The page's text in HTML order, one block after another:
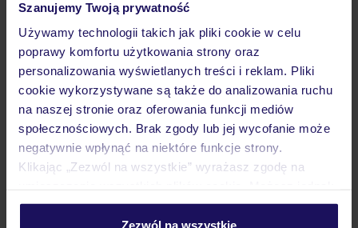
Szanujemy Twoją prywatność
Używamy technologii takich jak pliki cookie w celu
poprawy komfortu użytkowania strony oraz
personalizowania wyświetlanych treści i reklam. Pliki
cookie wykorzystywane są także do analizowania ruchu
na naszej stronie oraz oferowania funkcji mediów
społecznościowych. Brak zgody lub jej wycofanie może
negatywnie wpłynąć na niektóre funkcje strony.
Klikając „Zezwól na wszystkie” wyrażasz zgodę na
personalizować swój wybór wchodząc w zakładkę
Zezwól na wszystkie
Opinie
Pokoje
Wyżywienie
Atrakcje